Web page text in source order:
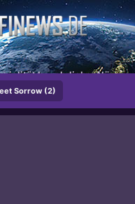
begehrlicher Nüsse
Sorrow (2)